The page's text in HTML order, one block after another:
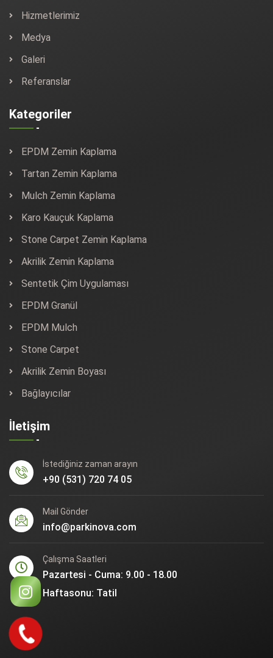
Hizmetlerimiz
Medya
Galeri
Referanslar
Kategoriler
EPDM Zemin Kaplama
Tartan Zemin Kaplama
Mulch Zemin Kaplama
Karo Kauçuk Kaplama
Stone Carpet Zemin Kaplama
Akrilik Zemin Kaplama
Sentetik Çim Uygulaması
EPDM Granül
EPDM Mulch
Stone Carpet
Akrilik Zemin Boyası
Bağlayıcılar
İletişim
İstediğiniz zaman arayın
+90 (531) 720 74 05
Mail Gönder
info@parkinova.com
Çalışma Saatleri
Pazartesi - Cuma: 9.00 - 18.00
Haftasonu: Tatil